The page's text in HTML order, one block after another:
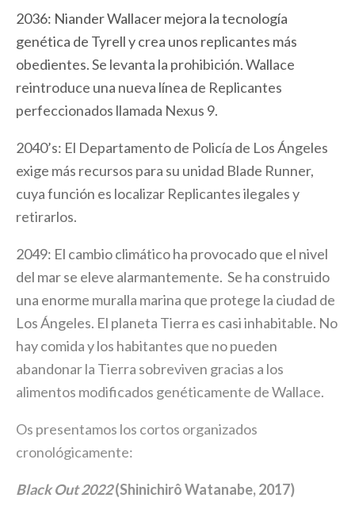
2036: Niander Wallacer mejora la tecnología
genética de Tyrell y crea unos replicantes más
obedientes. Se levanta la prohibición. Wallace
reintroduce una nueva línea de Replicantes
perfeccionados llamada Nexus 9.
2040’s: El Departamento de Policía de Los Ángeles
exige más recursos para su unidad Blade Runner,
cuya función es localizar Replicantes ilegales y
retirarlos.
2049: El cambio climático ha provocado que el nivel
del mar se eleve alarmantemente. Se ha construido
una enorme muralla marina que protege la ciudad de
Los Ángeles. El planeta Tierra es casi inhabitable. No
hay comida y los habitantes que no pueden
abandonar la Tierra sobreviven gracias a los
alimentos modificados genéticamente de Wallace.
Os presentamos los cortos organizados
cronológicamente:
Black Out 2022(Shinichirô Watanabe, 2017)